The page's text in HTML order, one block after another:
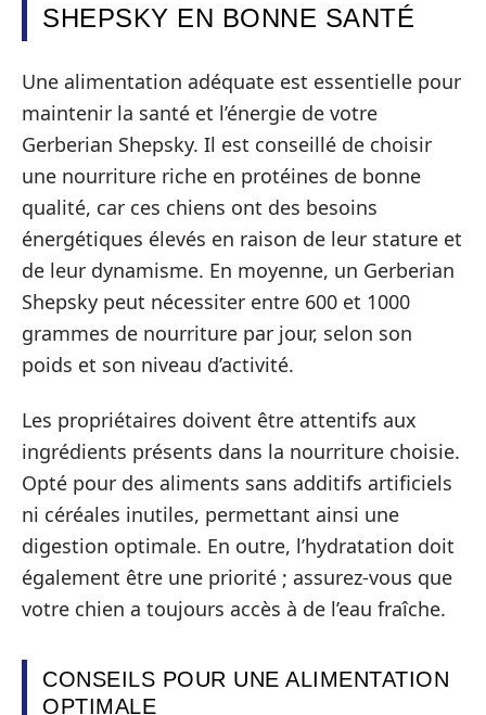
SHEPSKY EN BONNE SANTÉ
Une alimentation adéquate est essentielle pour
maintenir la santé et l’énergie de votre
Gerberian Shepsky. Il est conseillé de choisir
une nourriture riche en protéines de bonne
qualité, car ces chiens ont des besoins
énergétiques élevés en raison de leur stature et
de leur dynamisme. En moyenne, un Gerberian
Shepsky peut nécessiter entre 600 et 1000
grammes de nourriture par jour, selon son
poids et son niveau d’activité.
Les propriétaires doivent être attentifs aux
ingrédients présents dans la nourriture choisie.
Opté pour des aliments sans additifs artificiels
ni céréales inutiles, permettant ainsi une
digestion optimale. En outre, l’hydratation doit
également être une priorité ; assurez-vous que
votre chien a toujours accès à de l’eau fraîche.
CONSEILS POUR UNE ALIMENTATION
OPTIMALE